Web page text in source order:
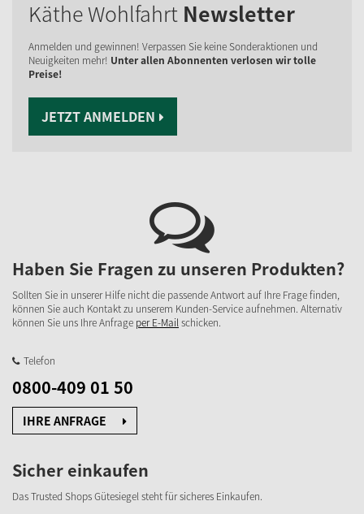
Käthe Wohlfahrt Newsletter
Anmelden und gewinnen! Verpassen Sie keine Sonderaktionen und
Neuigkeiten mehr! Unter allen Abonnenten verlosen wir tolle
Preise!
JETZT ANMELDEN
Haben Sie Fragen zu unseren Produkten?
Sollten Sie in unserer Hilfe nicht die passende Antwort auf Ihre Frage finden,
können Sie auch Kontakt zu unserem Kunden-Service aufnehmen. Alternativ
können Sie uns Ihre Anfrage per E-Mailschicken.
Telefon
0800-409 01 50
IHRE ANFRAGE
Sicher einkaufen
Das Trusted Shops Gütesiegel steht für sicheres Einkaufen.